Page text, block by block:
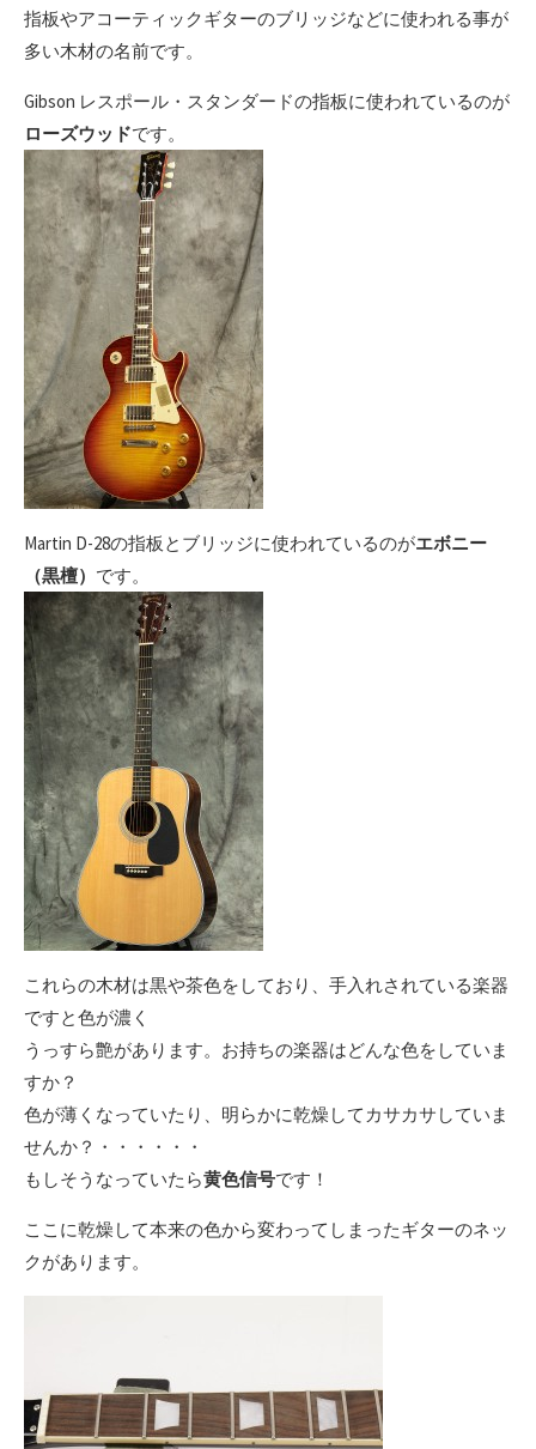
指板やアコーティックギターのブリッジなどに使われる事が
多い木材の名前です。
Gibson レスポール・スタンダードの指板に使われているのが
ローズウッドです。
Martin D-28の指板とブリッジに使われているのがエボニー
（黒檀） です。
これらの木材は黒や茶色をしており、手入れされている楽器
ですと色が濃く
うっすら艶があります。お持ちの楽器はどんな色をしていま
すか？
色が薄くなっていたり、明らかに乾燥してカサカサしていま
せんか？・・・・・・
もしそうなっていたら黄色信号です！
ここに乾燥して本来の色から変わってしまったギターのネッ
クがあります。